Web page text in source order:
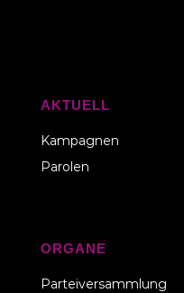
AKTUELL
Kampagnen
Parolen
ORGANE
Parteiversammlung